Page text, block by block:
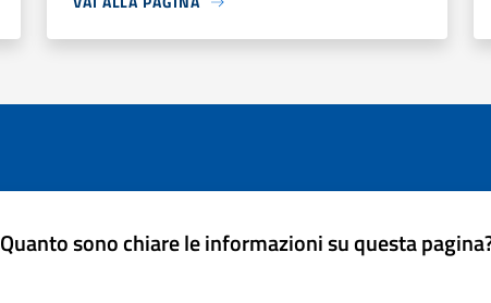
Quanto sono chiare le informazioni su questa